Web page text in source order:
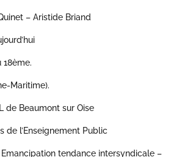
– Aristide Briand
Maritime).
de Beaumont sur Oise
de l’Enseignement Public
Emancipation tendance intersyndicale –